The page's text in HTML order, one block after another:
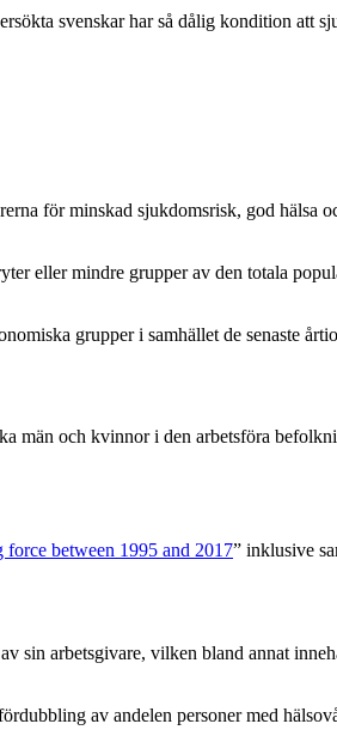
svenskar har så dålig kondition att
för minskad sjukdomsrisk, god hälsa
eller mindre grupper av den totala
grupper i samhället de senaste
män och kvinnor i den arbetsföra
between 1995 and 2017” inklusive
sin arbetsgivare, vilken bland annat
av andelen personer med